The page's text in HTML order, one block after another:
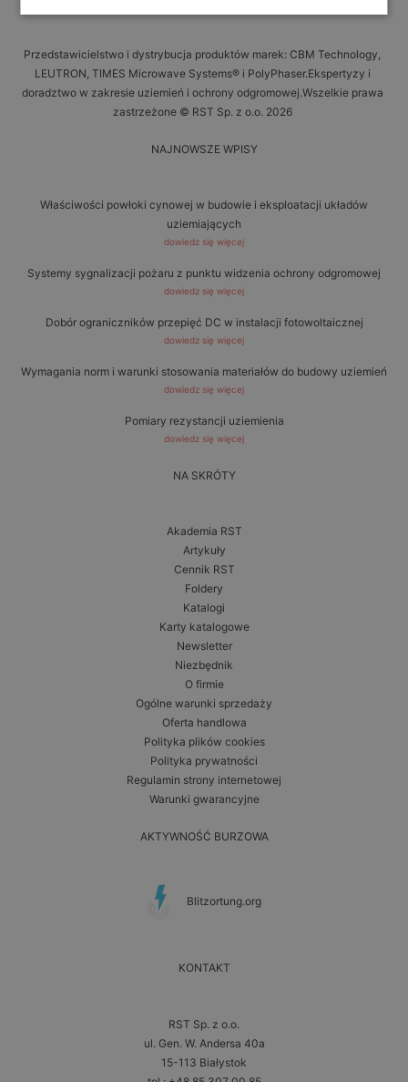
Przedstawicielstwo i dystrybucja produktów marek: CBM Technology,
LEUTRON, TIMES Microwave Systems® i PolyPhaser.Ekspertyzy i
doradztwo w zakresie uziemień i ochrony odgromowej.Wszelkie prawa
zastrzeżone © RST Sp. z o.o. 2026
NAJNOWSZE WPISY
Właściwości powłoki cynowej w budowie i eksploatacji układów
uziemiających
dowiedz się więcej
Systemy sygnalizacji pożaru z punktu widzenia ochrony odgromowej
dowiedz się więcej
Dobór ograniczników przepięć DC w instalacji fotowoltaicznej
dowiedz się więcej
Wymagania norm i warunki stosowania materiałów do budowy uziemień
dowiedz się więcej
Pomiary rezystancji uziemienia
dowiedz się więcej
NA SKRÓTY
Akademia RST
Artykuły
Cennik RST
Foldery
Katalogi
Karty katalogowe
Newsletter
Niezbędnik
O firmie
Ogólne warunki sprzedaży
Oferta handlowa
Polityka plików cookies
Polityka prywatności
Regulamin strony internetowej
Warunki gwarancyjne
AKTYWNOŚĆ BURZOWA
Blitzortung.org
KONTAKT
RST Sp. z o.o.
ul. Gen. W. Andersa 40a
15-113 Białystok